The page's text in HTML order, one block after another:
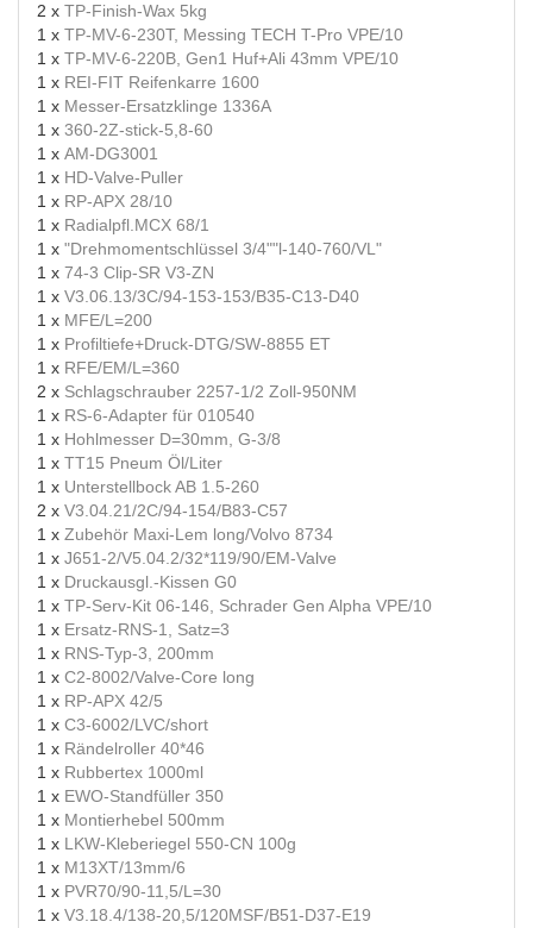
2 x TP-Finish-Wax 5kg
1 x TP-MV-6-230T, Messing TECH T-Pro VPE/10
1 x TP-MV-6-220B, Gen1 Huf+Ali 43mm VPE/10
1 x REI-FIT Reifenkarre 1600
1 x Messer-Ersatzklinge 1336A
1 x 360-2Z-stick-5,8-60
1 x AM-DG3001
1 x HD-Valve-Puller
1 x RP-APX 28/10
1 x Radialpfl.MCX 68/1
1 x "Drehmomentschlüssel 3/4""l-140-760/VL"
1 x 74-3 Clip-SR V3-ZN
1 x V3.06.13/3C/94-153-153/B35-C13-D40
1 x MFE/L=200
1 x Profiltiefe+Druck-DTG/SW-8855 ET
1 x RFE/EM/L=360
2 x Schlagschrauber 2257-1/2 Zoll-950NM
1 x RS-6-Adapter für 010540
1 x Hohlmesser D=30mm, G-3/8
1 x TT15 Pneum Öl/Liter
1 x Unterstellbock AB 1.5-260
2 x V3.04.21/2C/94-154/B83-C57
1 x Zubehör Maxi-Lem long/Volvo 8734
1 x J651-2/V5.04.2/32*119/90/EM-Valve
1 x Druckausgl.-Kissen G0
1 x TP-Serv-Kit 06-146, Schrader Gen Alpha VPE/10
1 x Ersatz-RNS-1, Satz=3
1 x RNS-Typ-3, 200mm
1 x C2-8002/Valve-Core long
1 x RP-APX 42/5
1 x C3-6002/LVC/short
1 x Rändelroller 40*46
1 x Rubbertex 1000ml
1 x EWO-Standfüller 350
1 x Montierhebel 500mm
1 x LKW-Kleberiegel 550-CN 100g
1 x M13XT/13mm/6
1 x PVR70/90-11,5/L=30
1 x V3.18.4/138-20,5/120MSF/B51-D37-E19